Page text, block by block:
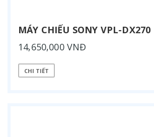
MÁY CHIẾU SONY VPL-DX270
14,650,000 VNĐ
CHI TIẾT